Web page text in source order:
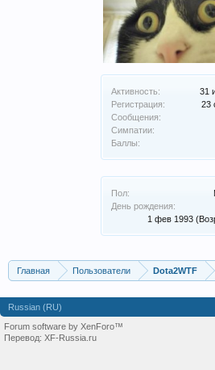
Активность:
31
Регистрация:
23
Сообщения:
Симпатии:
Баллы:
Пол:
День рождения:
1 фев 1993
Главная Пользователи Dota2WTF
Russian (RU)
Forum software by XenForo™
Перевод: XF-Russia.ru